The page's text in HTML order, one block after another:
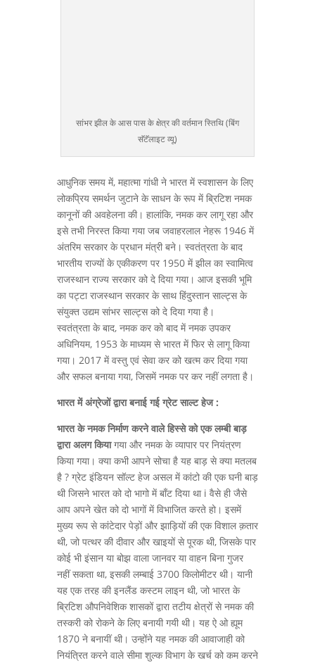
सांभर झील के आस पास के क्षेत्र की वर्तमान स्तिथि (बिंग
सॅटॅलाइट व्यू)
आधुनिक समय में, महात्मा गांधी ने भारत में स्वशासन के लिए
लोकप्रिय समर्थन जुटाने के साधन के रूप में ब्रिटिश नमक
कानूनों की अवहेलना की। हालांकि, नमक कर लागू रहा और
इसे तभी निरस्त किया गया जब जवाहरलाल नेहरू 1946 में
अंतरिम सरकार के प्रधान मंत्री बने। स्वतंत्रता के बाद
भारतीय राज्यों के एकीकरण पर 1950 में झील का स्वामित्व
राजस्थान राज्य सरकार को दे दिया गया। आज इसकी भूमि
का पट्टा राजस्थान सरकार के साथ हिंदुस्तान साल्ट्स के
संयुक्त उद्यम सांभर साल्ट्स को दे दिया गया है।
स्वतंत्रता के बाद, नमक कर को बाद में नमक उपकर
अधिनियम, 1953 के माध्यम से भारत में फिर से लागू किया
गया। 2017 में वस्तु एवं सेवा कर को खत्म कर दिया गया
और सफल बनाया गया, जिसमें नमक पर कर नहीं लगता है।
भारत में अंग्रेजों द्वारा बनाई गई ग्रेट साल्ट हेज :
भारत के नमक निर्माण करने वाले हिस्से को एक लम्बी बाड़
द्वारा अलग कियागया और नमक के व्यापार पर नियंत्रण
किया गया। क्या कभी आपने सोचा है यह बाड़ से क्या मतलब
है ? ग्रेट इंडियन सॉल्ट हेज असल में कांटो की एक घनी बाड़
थी जिसने भारत को दो भागो में बाँट दिया था i वैसे ही जैसे
आप अपने खेत को दो भागों में विभाजित करते हो। इसमें
मुख्य रूप से कांटेदार पेड़ों और झाड़ियों की एक विशाल क़तार
थी, जो पत्थर की दीवार और खाइयों से पूरक थी, जिसके पार
कोई भी इंसान या बोझ वाला जानवर या वाहन बिना गुजर
नहीं सकता था, इसकी लम्बाई 3700 किलोमीटर थी। यानी
यह एक तरह की इनलैंड कस्टम लाइन थी, जो भारत के
ब्रिटिश औपनिवेशिक शासकों द्वारा तटीय क्षेत्रों से नमक की
तस्करी को रोकने के लिए बनायी गयी थी। यह ऐ ओ ह्यूम
1870 ने बनायीं थी। उन्होंने यह नमक की आवाजाही को
नियंत्रित करने वाले सीमा शुल्क विभाग के खर्च को कम करने